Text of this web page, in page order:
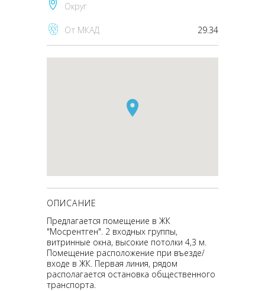
Округ
От МКАД 29.34
ОПИСАНИЕ
Предлагается помещение в ЖК
"Мосрентген". 2 входных группы,
витринные окна, высокие потолки 4,3 м.
Помещение расположение при въезде/
входе в ЖК. Первая линия, рядом
располагается остановка общественного
транспорта.